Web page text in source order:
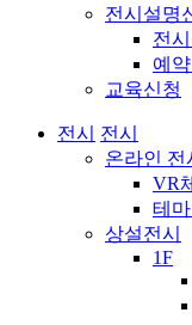
전시설명
전
예
교육신청
전시
전시
온라인 전
VR
테
상설전시
1F